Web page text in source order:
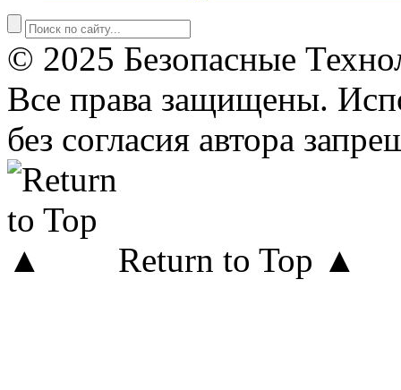
© 2025 Безопасные
Все права защищены.
без согласия автора
Return to Top ▲